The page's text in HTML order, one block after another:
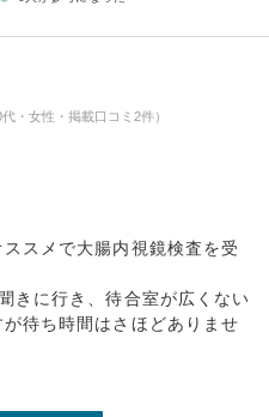
・女性・掲載口コミ2件）
スメで大腸内視鏡検査を受
きに行き、待合室が広くない
待ち時間はさほどありませ